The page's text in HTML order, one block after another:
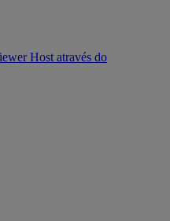
Host através do